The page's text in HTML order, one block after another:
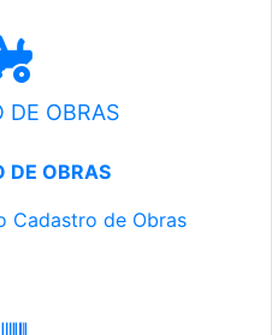
DE OBRAS
DE OBRAS
Cadastro de Obras